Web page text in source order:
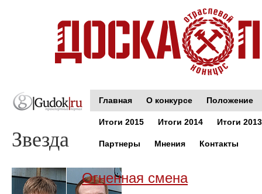
Главная О конкурсе Положение
Итоги 2015 Итоги 2014 Итоги 2013
Партнеры Мнения Контакты
Звезда
Огненная смена